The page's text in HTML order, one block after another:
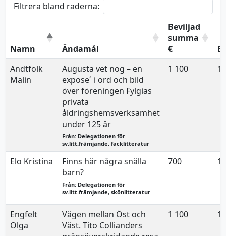
Filtrera bland raderna:
Namn Ändamål
Beviljad
summa
€
Andtfolk
Malin
Augusta vet nog – en
expose´ i ord och bild
över föreningen Fylgias
privata
åldringshemsverksamhet
under 125 år
Från: Delegationen för
sv.litt.främjande, facklitteratur
1 100
Elo Kristina
Finns här några snälla
barn?
Från: Delegationen för
sv.litt.främjande, skönlitteratur
700
Engfelt
Olga
Vägen mellan Öst och
Väst. Tito Collianders
1 100